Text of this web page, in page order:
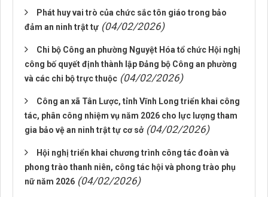
Phát huy vai trò của chức sắc tôn giáo trong bảo
đảm an ninh trật tự (04/02/2026)
Chi bộ Công an phường Nguyệt Hóa tổ chức Hội nghị
công bố quyết định thành lập Đảng bộ Công an phường
và các chi bộ trực thuộc (04/02/2026)
Công an xã Tân Lược, tỉnh Vĩnh Long triển khai công
tác, phân công nhiệm vụ năm 2026 cho lực lượng tham
gia bảo vệ an ninh trật tự cơ sở (04/02/2026)
Hội nghị triển khai chương trình công tác đoàn và
phong trào thanh niên, công tác hội và phong trào phụ
nữ năm 2026 (04/02/2026)